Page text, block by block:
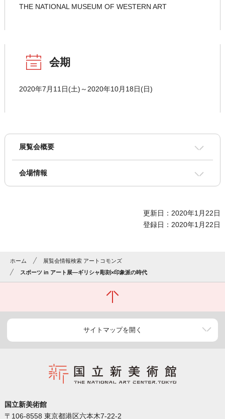
THE NATIONAL MUSEUM OF WESTERN ART
会期
2020年7月11日(土)～2020年10月18日(日)
展覧会概要
会場情報
更新日：2020年1月22日
登録日：2020年1月22日
ホーム
展覧会情報検索 アートコモンズ
スポーツ in アート展―ギリシャ彫刻×印象派の時代
サイトマップを開く
国立新美術館
〒106-8558 東京都港区六本木7-22-2